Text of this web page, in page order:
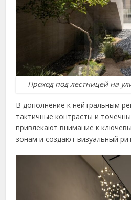
Проход под лестницей на
В дополнение к нейтральным
тактичные контрасты и
привлекают внимание к
зонам и создают визуальный